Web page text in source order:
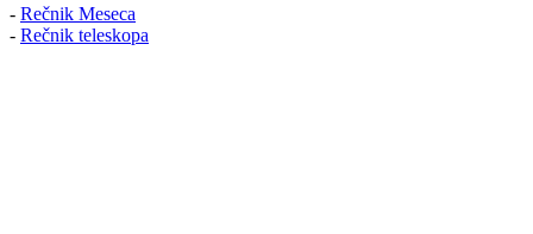
- Rečnik Meseca
- Rečnik teleskopa